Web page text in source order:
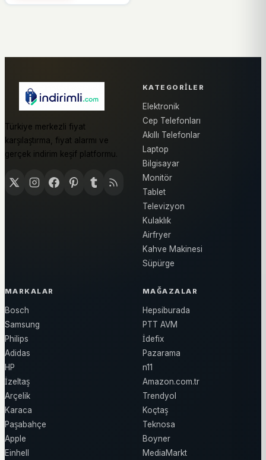
Türkiye merkezli fiyat
karşılaştırma, fiyat alarmı ve
gerçek indirim keşif platformu.
KATEGORILER
Elektronik
Cep Telefonları
Akıllı Telefonlar
Laptop
Bilgisayar
Monitör
Tablet
Televizyon
Kulaklık
Airfryer
Kahve Makinesi
Süpürge
MARKALAR
Bosch
Samsung
Philips
Adidas
HP
İzeltaş
Arçelik
Karaca
Paşabahçe
Apple
Einhell
MAĞAZALAR
Hepsiburada
PTT AVM
İdefix
Pazarama
n11
Amazon.com.tr
Trendyol
Koçtaş
Teknosa
Boyner
MediaMarkt